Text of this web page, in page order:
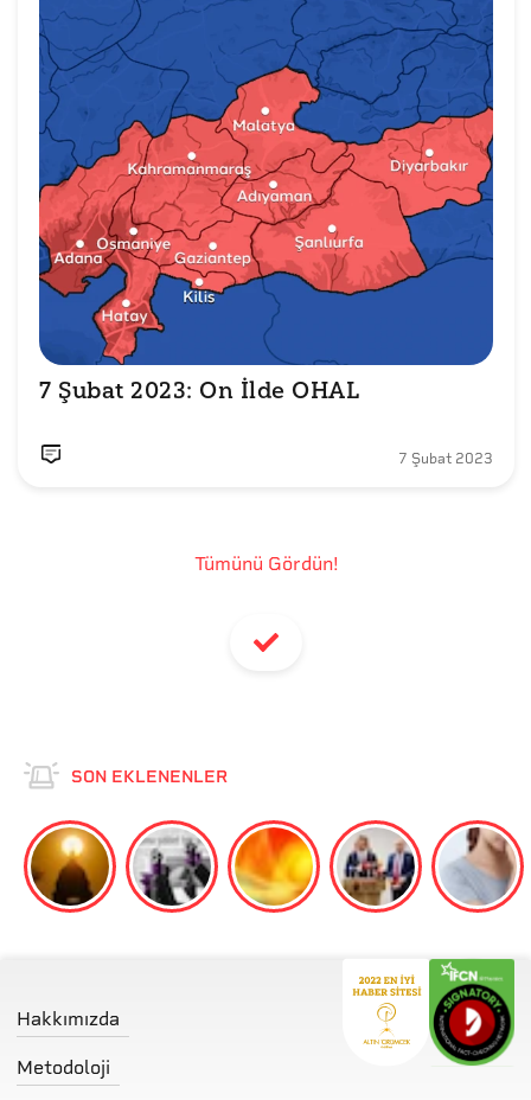
7 Şubat 2023
Tümünü Gördün!
SON EKLENENLER
Hakkımızda
Metodoloji